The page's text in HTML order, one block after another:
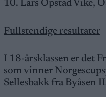
10. Lars Opstad Vike,
Fullstendige resultater
I 18-årsklassen er det
som vinner
Sellesbakk fra Byåsen